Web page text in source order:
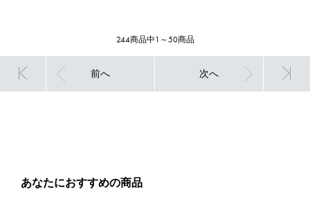
244商品中1～50商品
前へ 次へ
あなたにおすすめの商品